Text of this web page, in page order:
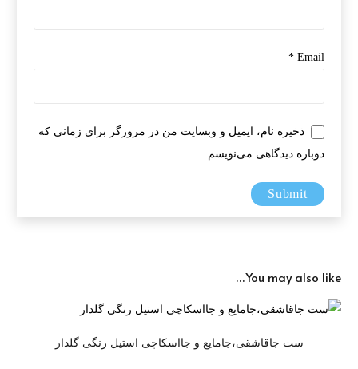
Email
*
ذخیره نام، ایمیل و وبسایت من در مرورگر برای زمانی که
دوباره دیدگاهی می‌نویسم.
You may also like…
ست جاقاشقی،جامایع و جااسکاچی استیل رنگی گلدار